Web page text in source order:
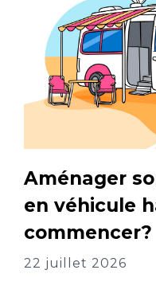
Aménager
en véhicule
commencer?
22 juillet 2026